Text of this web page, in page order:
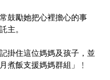
鼓勵她把心裡擔心的事
主。
掛住這位媽媽及孩子，並
煮飯支援媽媽群組」﹗